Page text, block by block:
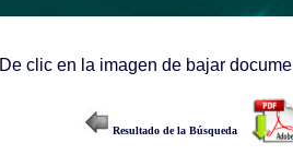
De clic en la imagen de bajar
Resultado de la Búsqueda